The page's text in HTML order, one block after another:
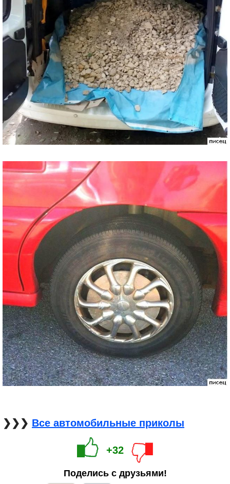
❯❯❯ Все автомобильные приколы
+32
Поделись с друзьями!